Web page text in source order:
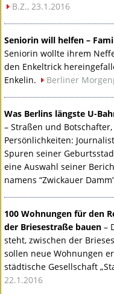
B.Z., 23.1.2016
Seniorin will helfen –
Seniorin wollte ihrem
den Enkeltrick
Enkelin.
Berliner
Was Berlins längste U-
– Straßen und
Persönlichkeiten:
Spuren seiner
eine Auswahl seiner
namens “Zwickauer
100 Wohnungen für den
der Briesestraße bauen –
steht, zwischen der
sollen neue Wohnungen
städtische Gesellschaft
22.1.2016